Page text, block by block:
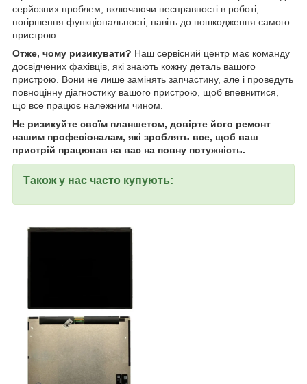
серйозних проблем, включаючи несправності в роботі,
погіршення функціональності, навіть до пошкодження самого
пристрою.
Отже, чому ризикувати? Наш сервісний центр має команду
досвідчених фахівців, які знають кожну деталь вашого
пристрою. Вони не лише замінять запчастину, але і проведуть
повноцінну діагностику вашого пристрою, щоб впевнитися,
що все працює належним чином.
Не ризикуйте своїм планшетом, довірте його ремонт
нашим професіоналам, які зроблять все, щоб ваш
пристрій працював на вас на повну потужність.
Також у нас часто купують: